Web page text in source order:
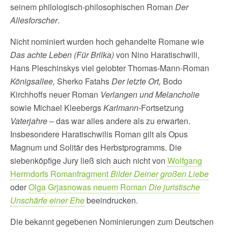
seinem philologisch-philosophischen Roman Der
Allesforscher.
Nicht nominiert wurden hoch gehandelte Romane wie
Das achte Leben (Für Brilka)von Nino Haratischwili,
Hans Pleschinskys viel gelobter Thomas-Mann-Roman
Königsallee, Sherko FatahsDer letzte Ort, Bodo
Kirchhoffs neuer Roman Verlangen und Melancholie
sowie Michael KleebergsKarlmann-Fortsetzung
Vaterjahre– das war alles andere als zu erwarten.
Insbesondere Haratischwilis Roman gilt als Opus
Magnum und Solitär des Herbstprogramms. Die
siebenköpfige Jury ließ sich auch nicht von Wolfgang
Herrndorfs RomanfragmentBilder Deiner großen Liebe
oderOlga Grjasnowas neuem Roman Die juristische
Unschärfe einer Ehebeeindrucken.
Die bekannt gegebenen Nominierungen zum Deutschen